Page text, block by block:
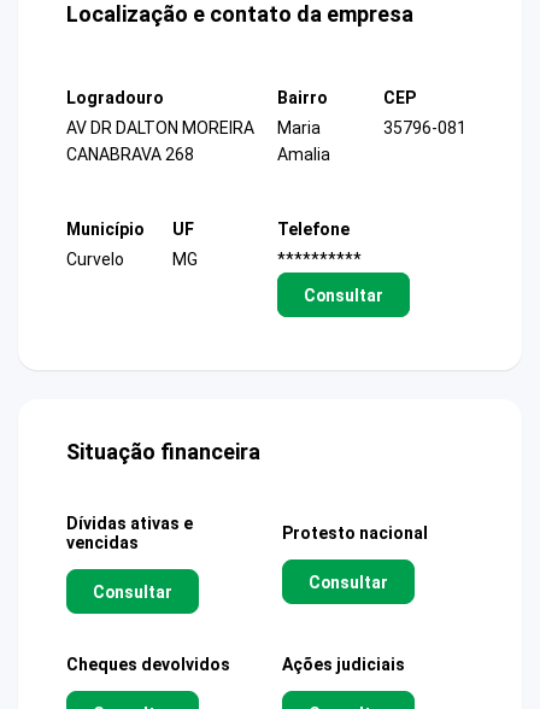
Localização e contato da empresa
Logradouro
AV DR DALTON MOREIRA
CANABRAVA 268
Bairro
Maria
Amalia
CEP
35796-081
Município
Curvelo
UF
MG
Telefone
**********
Consultar
Situação financeira
Dívidas ativas e
vencidas
Consultar
Protesto nacional
Consultar
Cheques devolvidos Ações judiciais